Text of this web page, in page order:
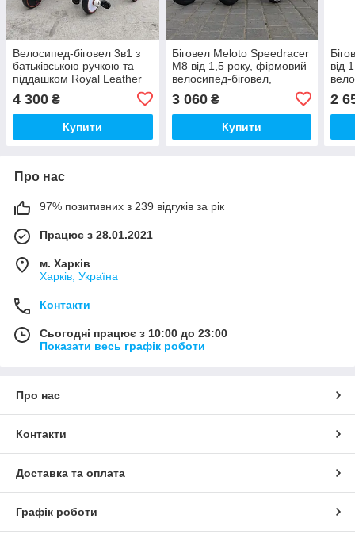
Велосипед-біговел 3в1 з
батьківською ручкою та
піддашком Royal Leather
велосипед-біговел,
біговел для дитини
4 300 ₴
Купити
Біговел Meloto Speedracer
M8 від 1,5 року, фірмовий
велосипед-біговел,
3 060₴
Купити
від
2
Про нас
97% позитивних з 239 відгуків за рік
Працює з 28.01.2021
м. Харків
Харків, Україна
Контакти
Сьогодні працює з 10:00 до 23:00
Показати весь графік роботи
Про нас
Контакти
Доставка та оплата
Графік роботи